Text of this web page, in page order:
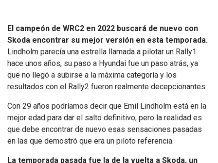
El campeón de WRC2 en 2022 buscará de nuevo con
Skoda encontrar su mejor versión en esta temporada.
Lindholm parecía una estrella llamada a pilotar un Rally1
hace unos años, su paso a Hyundai fue un paso atrás, ya
que no llegó a subirse a la máxima categoría y los
resultados con el Rally2 fueron realmente decepcionantes.
Con 29 años podríamos decir que Emil Lindholm está en la
mejor edad para dar el salto definitivo, pero la realidad es
que debe encontrar de nuevo esas sensaciones pasadas
en las que demostró que era un piloto referencia.
La temporada pasada fue la de la vuelta a Skoda, un